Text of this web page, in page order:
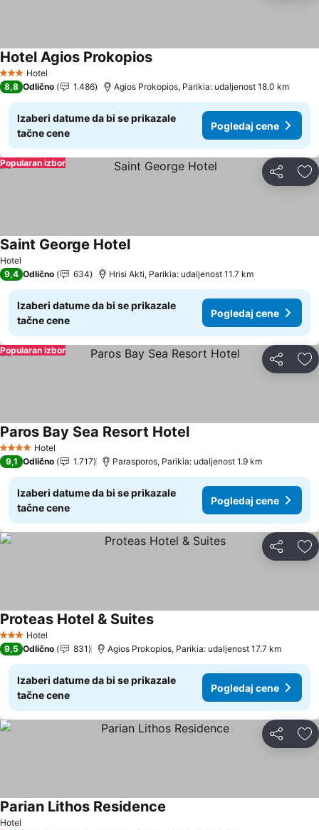
3 Zvezdice
Hotel
Hotel Agios Prokopios
8,8 Odlično 1.486 Agios Prokopios, Parikia: udaljenost 18.0 km
Izaberi datume da bi se prikazale
tačne cene
Pogledaj cene
Deli
Popularan izbor
Hotel
Saint George Hotel
9,4 Odlično 634 Hrisi Akti, Parikia: udaljenost 11.7 km
Izaberi datume da bi se prikazale
tačne cene
Pogledaj cene
Deli
Popularan izbor
4 ZvezdiceHotel
Paros Bay Sea Resort Hotel
9,1 Odlično 1.717 Parasporos, Parikia: udaljenost 1.9 km
Izaberi datume da bi se prikazale
tačne cene
Pogledaj cene
Deli
3 Zvezdice
Hotel
Proteas Hotel & Suites
9,5 Odlično 831 Agios Prokopios, Parikia: udaljenost 17.7 km
Izaberi datume da bi se prikazale
tačne cene
Pogledaj cene
Deli
Hotel
Parian Lithos Residence